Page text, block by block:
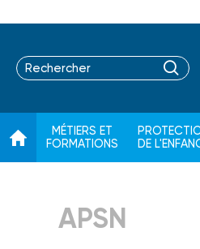
MÉTIERS ET
FORMATIONS
DE
APSN